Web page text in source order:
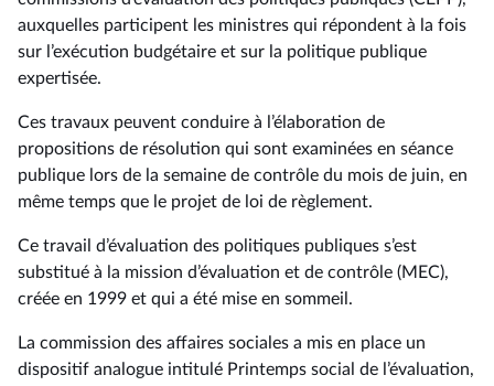
auxquelles participent les ministres qui répondent à la fois
sur l’exécution budgétaire et sur la politique publique
expertisée.
Ces travaux peuvent conduire à l’élaboration de
propositions de résolution qui sont examinées en séance
publique lors de la semaine de contrôle du mois de juin, en
même temps que le projet de loi de règlement.
Ce travail d’évaluation des politiques publiques s’est
substitué à la mission d’évaluation et de contrôle (MEC),
créée en 1999 et qui a été mise en sommeil.
La commission des affaires sociales a mis en place un
dispositif analogue intitulé Printemps social de l’évaluation,